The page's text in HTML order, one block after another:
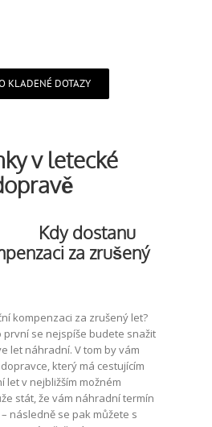
KLADENÉ DOTAZY
v letecké
Kdy dostanu
za zrušený
kompenzaci za zrušený let?
první se nejspíše budete snažit
let náhradní. V tom by vám
který má cestujícím
v nejbližším možném
stát, že vám náhradní termín
následně se pak můžete s